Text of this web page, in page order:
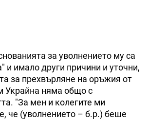
за уволнението му са
и имало други причини и уточни,
за прехвърляне на оръжия от
Украйна няма общо с
"За мен и колегите ми
че (уволнението – б.р.) беше